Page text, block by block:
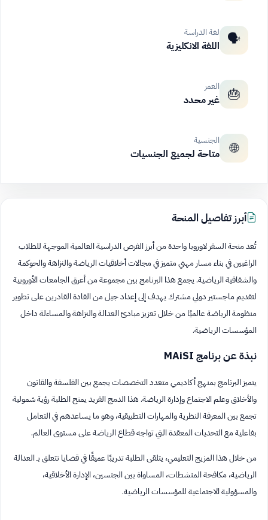
🗣️ لغة الدراسة
اللغة الانكليزية
🎂 العمر
غير محدد
🌐 الجنسية
متاحة لجميع الجنسيات
أبرز تفاصيل المنحة
تُعد منحة السفر لاوروبا واحدة من أبرز الفرص الدراسية العالمية الموجهة للطلاب
الراغبين في بناء مسار مهني متميز في مجالات أخلاقيات الرياضة والنزاهة والحوكمة
والشفافية الرياضية. يجمع هذا البرنامج بين مجموعة من أعرق الجامعات الأوروبية
لتقديم ماجستير دولي مشترك يهدف إلى إعداد جيل من القادة القادرين على تطوير
منظومة الرياضة عالميًا من خلال تعزيز مبادئ العدالة والنزاهة والمساءلة داخل
المؤسسات الرياضية.
نبذة عن برنامج MAiSI
يتميز البرنامج بمنهج أكاديمي متعدد التخصصات يجمع بين الفلسفة والقانون
والأخلاق وعلم الاجتماع وإدارة الرياضة. هذا الدمج الفريد يمنح الطلبة رؤية شمولية
تجمع بين المعرفة النظرية والمهارات التطبيقية، وهو ما يساعدهم في التعامل
بفاعلية مع التحديات المعقدة التي تواجه قطاع الرياضة على مستوى العالم.
من خلال هذا المزيج التعليمي، يتلقى الطلبة تدريبًا عميقًا في قضايا تتعلق بـ العدالة
الرياضية، مكافحة المنشطات، المساواة بين الجنسين، الإدارة الأخلاقية،
والمسؤولية الاجتماعية للمؤسسات الرياضية.